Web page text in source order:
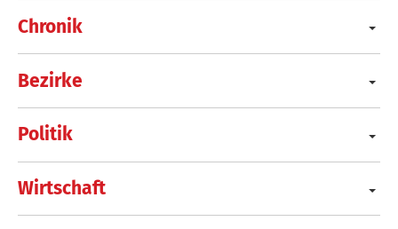
Chronik
Bezirke
Politik
Wirtschaft